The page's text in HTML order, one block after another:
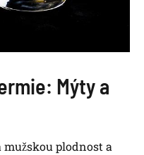
Mýty a
plodnost a